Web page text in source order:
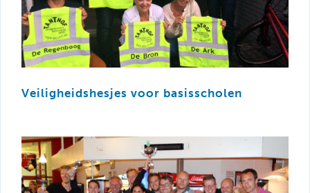
Veiligheidshesjes voor basisscholen